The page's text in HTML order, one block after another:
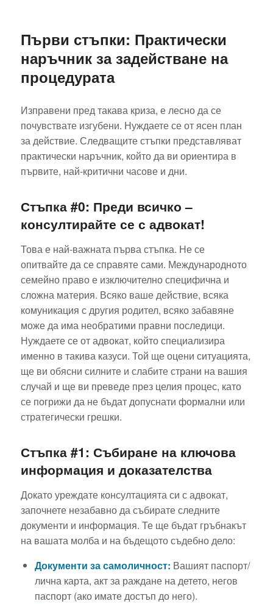
Първи стъпки: Практически
наръчник за задействане на
процедурата
Изправени пред такава криза, е лесно да се
почувствате изгубени. Нуждаете се от ясен план
за действие. Следващите стъпки представляват
практически наръчник, който да ви ориентира в
първите, най-критични часове и дни.
Стъпка #0: Преди всичко –
консултирайте се с адвокат!
Това е най-важната първа стъпка. Не се
опитвайте да се справяте сами. Международното
семейно право е изключително специфична и
сложна материя. Всяко ваше действие, всяка
комуникация с другия родител, всяко забавяне
може да има необратими правни последици.
Нуждаете се от адвокат, който специализира
именно в такива казуси. Той ще оцени ситуацията,
ще ви обясни силните и слабите страни на вашия
случай и ще ви преведе през целия процес, като
се погрижи да не бъдат допуснати формални или
стратегически грешки.
Стъпка #1: Събиране на ключова
информация и доказателства
Докато уреждате консултацията си с адвокат,
започнете незабавно да събирате следните
документи и информация. Те ще бъдат гръбнакът
на вашата молба и на бъдещото съдебно дело:
Документи за самоличност: Вашият паспорт/
лична карта, акт за раждане на детето, негов
паспорт (ако имате достъп до него).